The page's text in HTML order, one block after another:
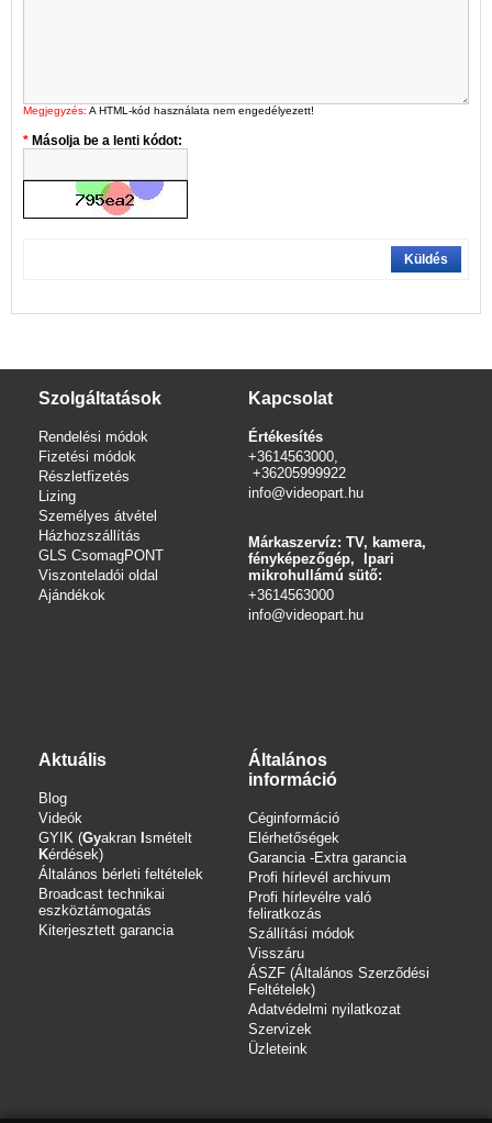
Megjegyzés: A HTML-kód használata nem engedélyezett!
Másolja be a lenti kódot:
Küldés
Szolgáltatások
Rendelési módok
Fizetési módok
Részletfizetés
Lizing
Személyes átvétel
Házhozszállítás
GLS CsomagPONT
Viszonteladói oldal
Ajándékok
Kapcsolat
Értékesítés
+3614563000,
+36205999922
info@videopart.hu
Márkaszervíz: TV, kamera,
fényképezőgép, Ipari
mikrohullámú sütő:
+3614563000
info@videopart.hu
Aktuális
Blog
Videók
GYIK (Gyakran smételt
Kérdések)
Általános bérleti feltételek
Broadcast technikai
eszköztámogatás
Kiterjesztett garancia
Általános
információ
Céginformáció
Elérhetőségek
Garancia -Extra garancia
Profi hírlevél archivum
Profi hírlevélre való
feliratkozás
Szállítási módok
Visszáru
ÁSZF (Általános Szerződési
Feltételek)
Adatvédelmi nyilatkozat
Szervizek
Üzleteink